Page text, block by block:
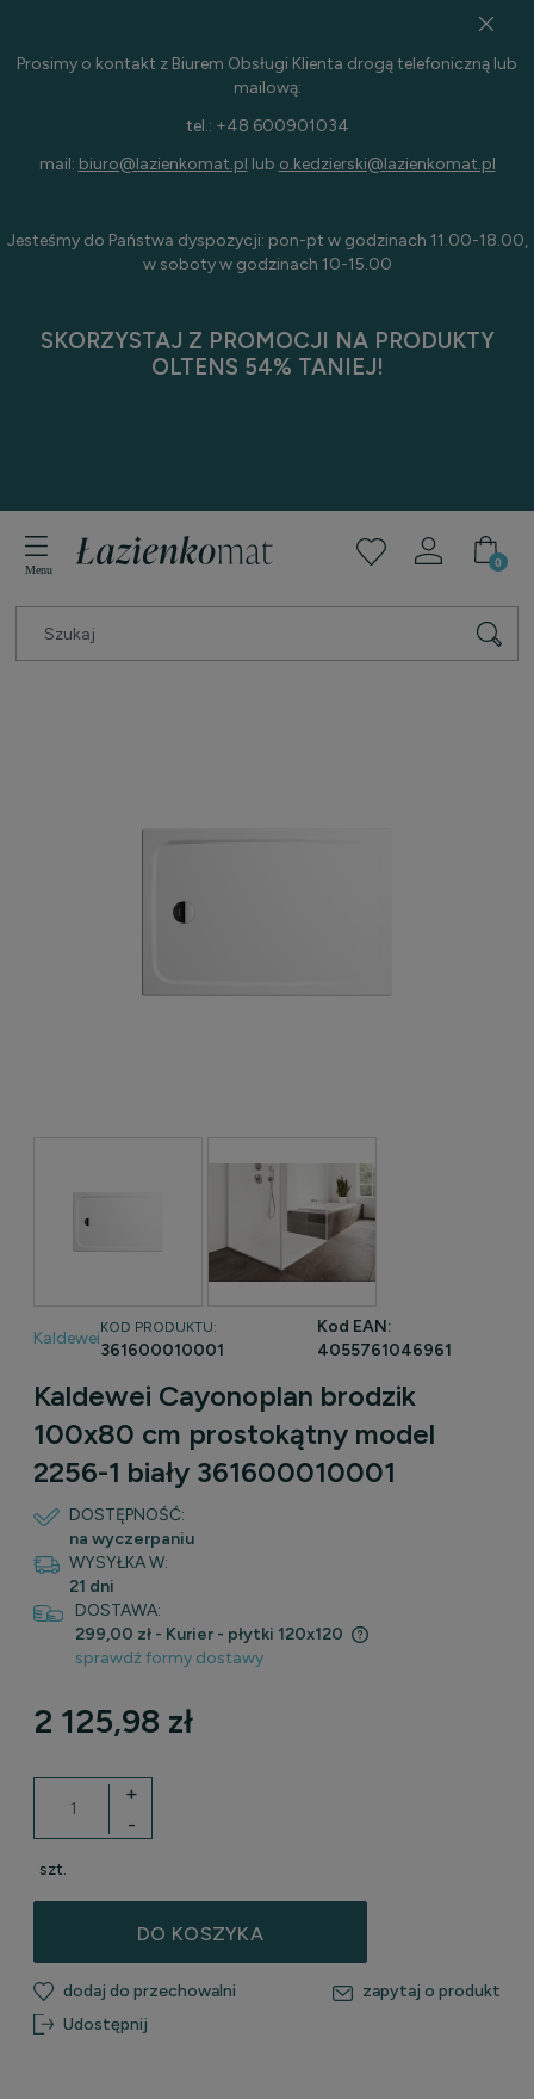
Prosimy o kontakt z Biurem Obsługi Klienta drogą telefoniczną lub
mailową:
tel.: +48 600901034
mail: biuro@lazienkomat.pl lub o.kedzierski@lazienkomat.pl
Jesteśmy do Państwa dyspozycji: pon-pt w godzinach 11.00-18.00,
w soboty w godzinach 10-15.00
SKORZYSTAJ Z PROMOCJI NA PRODUKTY
OLTENS 54% TANIEJ!
Kaldewei
KOD PRODUKTU:
361600010001
Kod EAN:
4055761046961
Kaldewei Cayonoplan brodzik
100x80 cm prostokątny model
2256-1 biały 361600010001
DOSTĘPNOŚĆ:
na wyczerpaniu
WYSYŁKA W:
21 dni
DOSTAWA:
299,00 zł - Kurier - płytki 120x120
Cena nie zawiera ewentualnych kosztów płatności
sprawdź formy dostawy
2 125,98 zł
-
+
szt.
DO KOSZYKA
dodaj do przechowalni
zapytaj o produkt
Udostępnij